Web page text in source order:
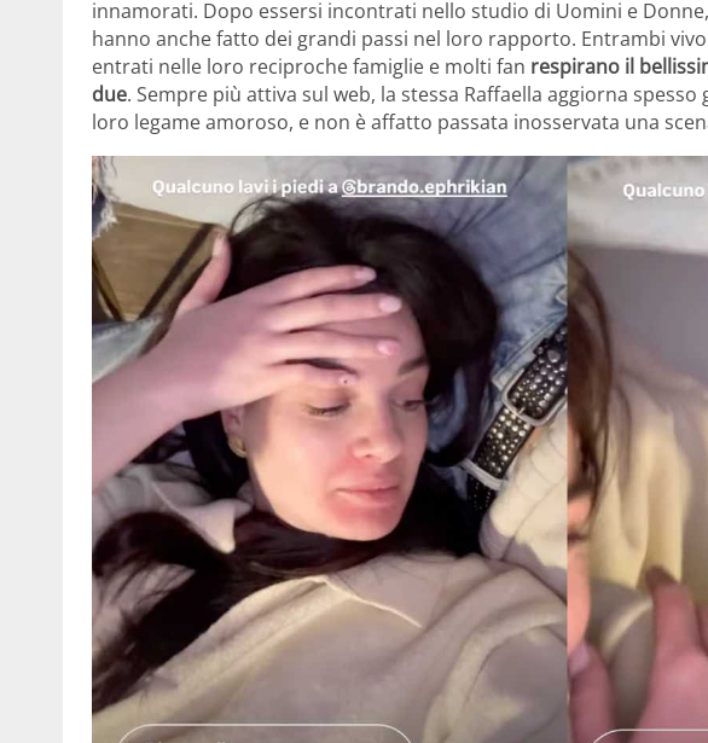
innamorati. Dopo essersi incontrati nello studio di Uomini e
hanno anche fatto dei grandi passi nel loro rapporto. Entrambi
entrati nelle loro reciproche famiglie e molti fan respirano il
due. Sempre più attiva sul web, la stessa Raffaella aggiorna
loro legame amoroso, e non è affatto passata inosservata una